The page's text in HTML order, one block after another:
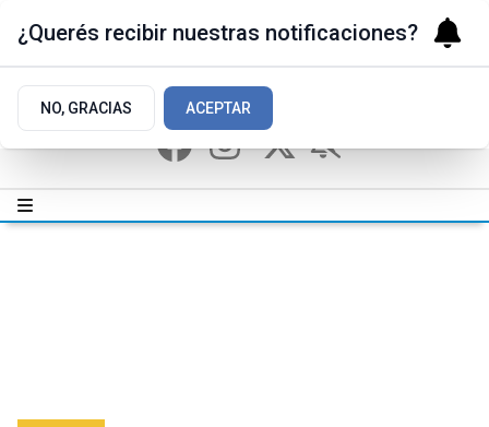
¿Querés recibir nuestras notificaciones?
NO, GRACIAS ACEPTAR